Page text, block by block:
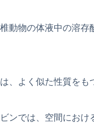
動物の体液中の溶存
、よく似た性質をも
ンでは、空間にお